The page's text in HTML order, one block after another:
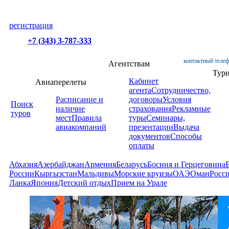
регистрация
+7 (343) 3-787-333
контактный
Поиск
туров
Авиаперелеты
Расписание и
наличие
местПравила
авиакомпаний
Агентствам
Кабинет
агентаСотрудничество,
договорыУсловия
страхованияРекламные
турыСеминары,
презентацииВыдача
документовСпособы
оплаты
АбхазияАзербайджанАрменияБеларусьБосния и Герцеговина
РоссииКыргызстанМальдивыМорские круизыОАЭОман
ЛанкаЯпонияДетский отдыхПрием на Урале